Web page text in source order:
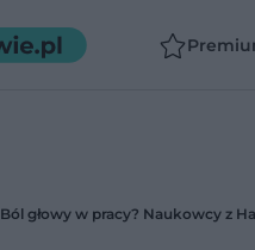
Ból głowy w pracy? Naukowcy z